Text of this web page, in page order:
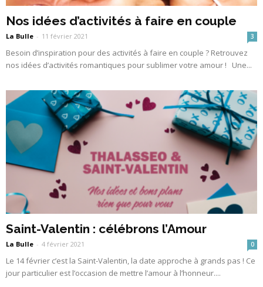
Nos idées d’activités à faire en couple
La Bulle - 11 février 2021 3
Besoin d’inspiration pour des activités à faire en couple ? Retrouvez
nos idées d’activités romantiques pour sublimer votre amour ! Une...
Saint-Valentin : célébrons l’Amour
La Bulle - 4 février 2021 0
Le 14 février c’est la Saint-Valentin, la date approche à grands pas ! Ce
jour particulier est l’occasion de mettre l’amour à l’honneur....